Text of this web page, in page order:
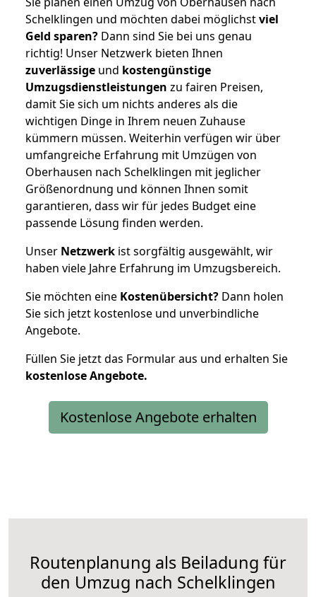
Schelklingen und möchten dabei möglichstviel
Geld sparen? Dann sind Sie bei uns genau
richtig! Unser Netzwerk bieten Ihnen
zuverlässige und kostengünstige
Umzugsdienstleistungen zu fairen Preisen,
damit Sie sich um nichts anderes als die
wichtigen Dinge in Ihrem neuen Zuhause
kümmern müssen. Weiterhin verfügen wir über
umfangreiche Erfahrung mit Umzügen von
Oberhausen nach Schelklingen mit jeglicher
Größenordnung und können Ihnen somit
garantieren, dass wir für jedes Budget eine
passende Lösung finden werden.
Unser Netzwerk ist sorgfältig ausgewählt, wir
haben viele Jahre Erfahrung im Umzugsbereich.
Sie möchten eine Kostenübersicht? Dann holen
Sie sich jetzt kostenlose und unverbindliche
Angebote.
Füllen Sie jetzt das Formular aus und erhalten Sie
kostenloseAngebote.
Kostenlose Angebote erhalten
Routenplanung als Beiladung für
den Umzug nach Schelklingen